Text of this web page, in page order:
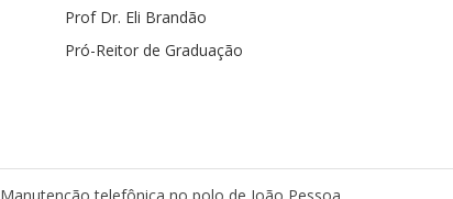
Prof Dr. Eli Brandão
Pró-Reitor de Graduação